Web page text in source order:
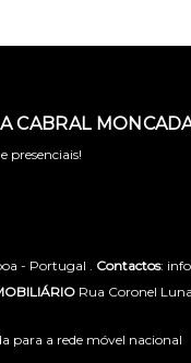
CABRAL
presenciais!
- Portugal . Contactos:
Rua Coronel
para a rede móvel nacional